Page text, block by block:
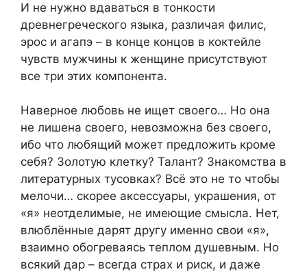
И не нужно вдаваться в тонкости
древнегреческого языка, различая филис,
эрос и агапэ – в конце концов в коктейле
чувств мужчины к женщине присутствуют
все три этих компонента.
Наверное любовь не ищет своего… Но она
не лишена своего, невозможна без своего,
ибо что любящий может предложить кроме
себя? Золотую клетку? Талант? Знакомства в
литературных тусовках? Всё это не то чтобы
мелочи… скорее аксессуары, украшения, от
«я» неотделимые, не имеющие смысла. Нет,
влюблённые дарят другу именно свои «я»,
взаимно обогреваясь теплом душевным. Но
всякий дар – всегда страх и риск, и даже